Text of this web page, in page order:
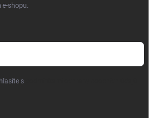
e-shopu.
s